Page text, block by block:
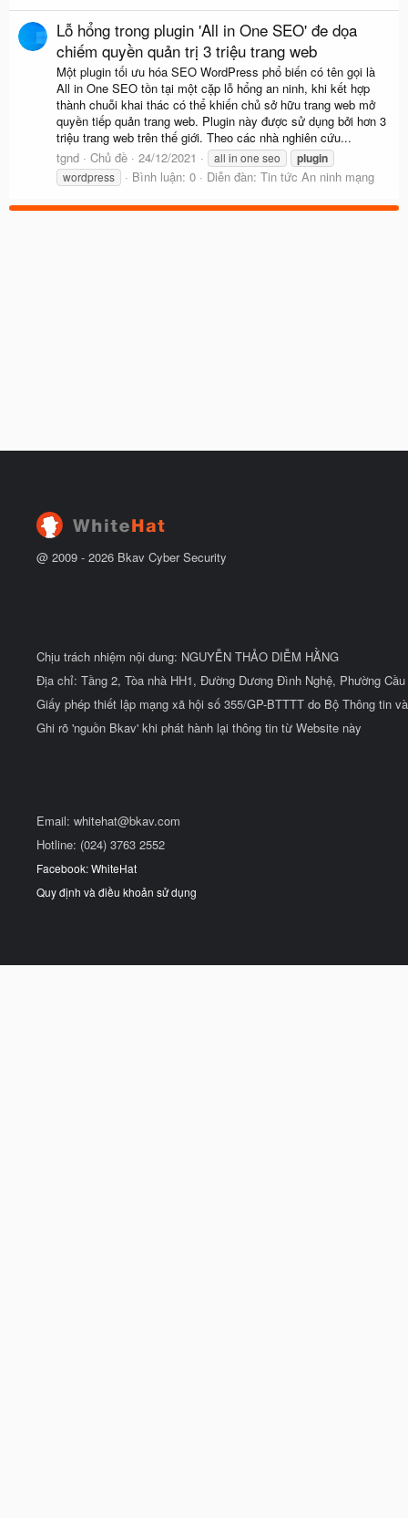
Lỗ hổng trong plugin 'All in One SEO' đe dọa
chiếm quyền quản trị 3 triệu trang web
Một plugin tối ưu hóa SEO WordPress phổ biến có tên gọi là
All in One SEO tồn tại một cặp lỗ hổng an ninh, khi kết hợp
thành chuỗi khai thác có thể khiến chủ sở hữu trang web mở
quyền tiếp quản trang web. Plugin này được sử dụng bởi hơn 3
triệu trang web trên thế giới. Theo các nhà nghiên cứu...
tgnd
Chủ đề 24/12/2021 all in one seo plugin
wordpress Bình luận: 0 Diễn đàn: Tin tức An ninh mạng
@ 2009 - 2026 Bkav Cyber Security
Chịu trách nhiệm nội dung: NGUYỄN THẢO DIỄM HẰNG
Địa chỉ: Tầng 2, Tòa nhà HH1, Đường Dương Đình Nghệ, Phường
Giấy phép thiết lập mạng xã hội số 355/GP-BTTTT do Bộ Thông tin
Ghi rõ 'nguồn Bkav' khi phát hành lại thông tin từ Website này
Email: whitehat@bkav.com
Hotline: (024) 3763 2552
Facebook: WhiteHat
Quy định và điều khoản sử dụng